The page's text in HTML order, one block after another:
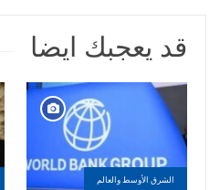
قد يعجبك ايضا
الشرق الأوسط والعالم